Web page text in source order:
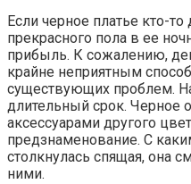
Если черное платье кто-
прекрасного пола в ее
прибыль. К сожалению,
крайне неприятным
существующих проблем.
длительный срок. Черное
аксессуарами другого
предзнаменование. С
столкнулась спящая, она
ними.